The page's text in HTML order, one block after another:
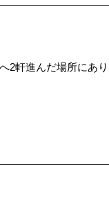
2軒進んだ場所にあ